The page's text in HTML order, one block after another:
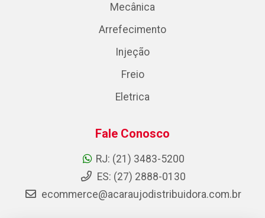
Mecânica
Arrefecimento
Injeção
Freio
Eletrica
Fale Conosco
RJ: (21) 3483-5200
ES: (27) 2888-0130
ecommerce@acaraujodistribuidora.com.br